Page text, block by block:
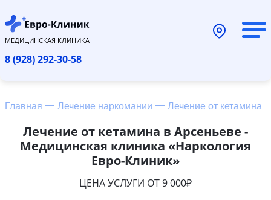
МЕДИЦИНСКАЯ КЛИНИКА
8 (928) 292-30-58
Главная Лечение наркомании Лечение от кетамина
Лечение от кетамина в Арсеньеве -
Медицинская клиника «Наркология
Евро-Клиник»
ЦЕНА УСЛУГИ ОТ 9 000₽